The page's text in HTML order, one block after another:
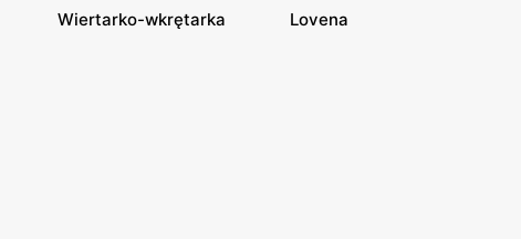
Wiertarko-wkrętarka Lovena